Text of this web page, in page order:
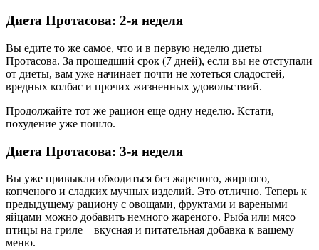
Диета Протасова: 2-я неделя
Вы едите то же самое, что и в первую неделю диеты
Протасова. За прошедший срок (7 дней), если вы не отступали
от диеты, вам уже начинает почти не хотеться сладостей,
вредных колбас и прочих жизненных удовольствий.
Продолжайте тот же рацион еще одну неделю. Кстати,
похудение уже пошло.
Диета Протасова: 3-я неделя
Вы уже привыкли обходиться без жареного, жирного,
копченого и сладких мучных изделий. Это отлично. Теперь к
предыдущему рациону с овощами, фруктами и вареными
яйцами можно добавить немного жареного. Рыба или мясо
птицы на гриле – вкусная и питательная добавка к вашему
меню.